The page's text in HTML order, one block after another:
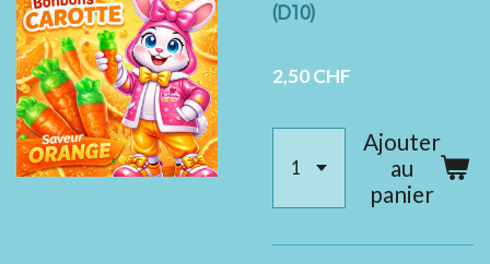
(D10)
2,50 CHF
Ajouter
au
panier